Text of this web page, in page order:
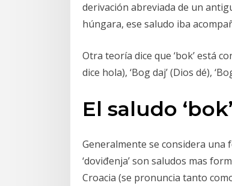
derivación abreviada de un
húngara, ese saludo iba
Otra teoría dice que ‘bok’ está
dice hola), ‘Bog daj’ (Dios dé),
El saludo ‘bok’
Generalmente se considera una
‘doviđenja’ son saludos mas
Croacia (se pronuncia tanto